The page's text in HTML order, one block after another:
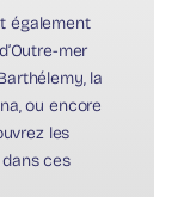
également
mer
la
ou encore
les
ces